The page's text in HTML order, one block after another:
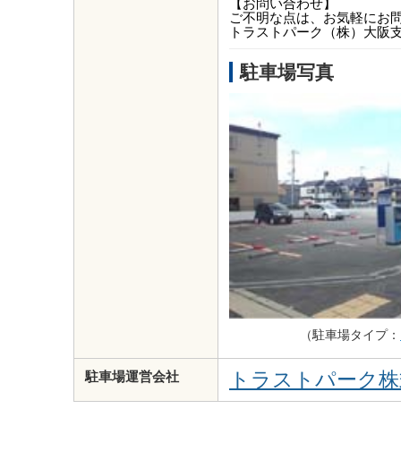
【お問い合わせ】
ご不明な点は、お気軽にお
トラストパーク（株）大
駐車場写真
（駐車場タイプ：
駐車場運営会社 トラストパーク